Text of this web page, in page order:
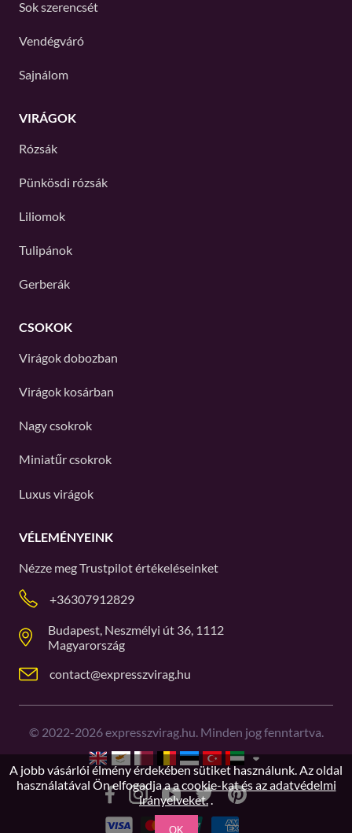
Sok szerencsét
Vendégváró
Sajnálom
VIRÁGOK
Rózsák
Pünkösdi rózsák
Liliomok
Tulipánok
Gerberák
CSOKOK
Virágok dobozban
Virágok kosárban
Nagy csokrok
Miniatűr csokrok
Luxus virágok
VÉLEMÉNYEINK
Nézze megTrustpilotértékeléseinket
+36307912829
Budapest, Neszmélyi út 36, 1112
Magyarország
contact@expresszvirag.hu
© 2022-2026expresszvirag.hu. Minden jog fenntartva.
A jobb vásárlói élmény érdekében sütiket használunk. Az oldal
használatával Ön elfogadja aa cookie-kat és az adatvédelmi
irányelveket..
OK